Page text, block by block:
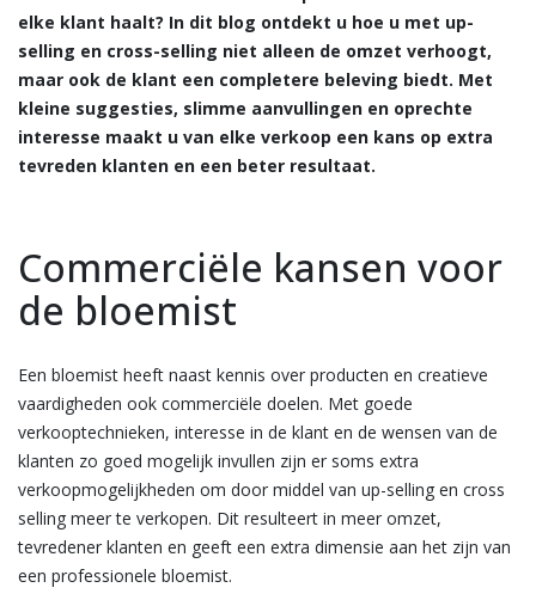
elke klant haalt? In dit blog ontdekt u hoe u met up-
selling en cross-selling niet alleen de omzet verhoogt,
maar ook de klant een completere beleving biedt. Met
kleine suggesties, slimme aanvullingen en oprechte
interesse maakt u van elke verkoop een kans op extra
tevreden klanten en een beter resultaat.
Commerciële kansen voor
de bloemist
Een bloemist heeft naast kennis over producten en creatieve
vaardigheden ook commerciële doelen. Met goede
verkooptechnieken, interesse in de klant en de wensen van de
klanten zo goed mogelijk invullen zijn er soms extra
verkoopmogelijkheden om door middel van up-selling en cross
selling meer te verkopen. Dit resulteert in meer omzet,
tevredener klanten en geeft een extra dimensie aan het zijn van
een professionele bloemist.